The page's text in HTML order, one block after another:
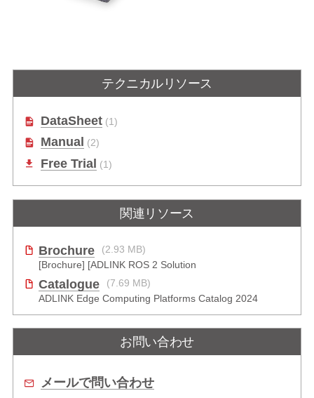
速な開発のためのNVIDIA®
JetsonXavier™ SOMベースのプラテクニカルリソース
DataSheet(1)
Manual (2)
Free Trial (1)
関連リソース
Brochure
(2.93 MB)
[Brochure] [ADLINK ROS 2 Solution
Catalogue
(7.69 MB)
ADLINK Edge Computing Platforms Catalog 2024
お問い合わせ
メールで問い合わせ